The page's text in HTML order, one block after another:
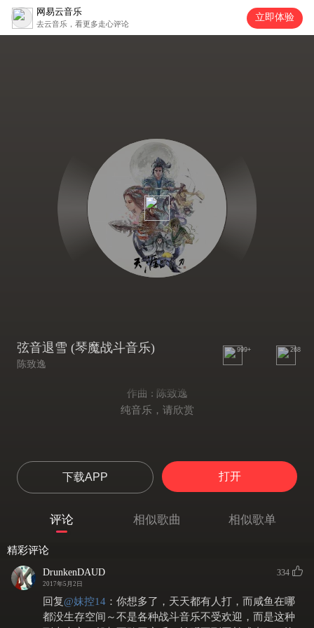
网易云音乐
去云音乐，看更多走心评论
立即体验
弦音退雪 (琴魔战斗音乐)
陈致逸
999+ 268
作曲 : 陈致逸
纯音乐，请欣赏
下载APP 打开
评论 相似歌曲 相似歌单
精彩评论
DrunkenDAUD
2017年5月2日
334
回复@妹控14 ： 你想多了，天天都有人打，而咸鱼在哪
都没生存空间～不是各种战斗音乐不受欢迎，而是这种